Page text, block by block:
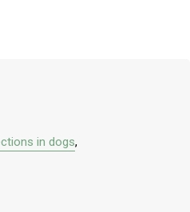
in dogs,